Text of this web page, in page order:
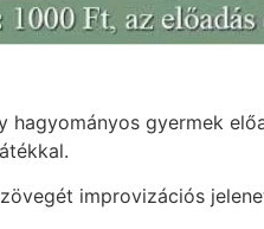
hagyományos gyermek
improvizációs